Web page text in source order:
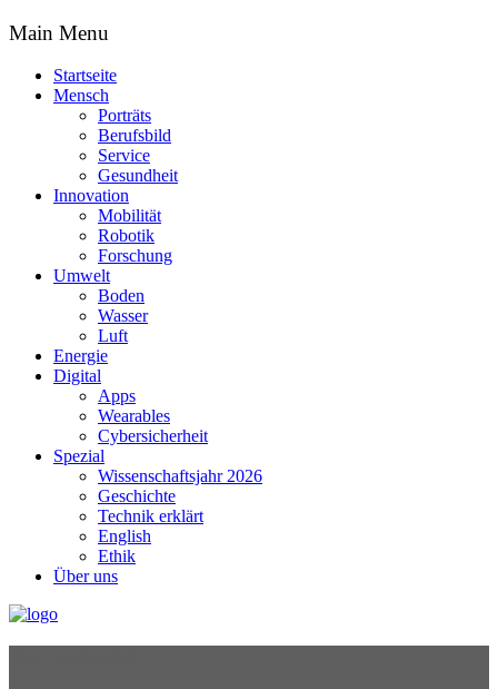
Main Menu
Startseite
Mensch
Porträts
Berufsbild
Service
Gesundheit
Innovation
Mobilität
Robotik
Forschung
Umwelt
Boden
Wasser
Luft
Energie
Digital
Apps
Wearables
Cybersicherheit
Spezial
Wissenschaftsjahr 2026
Geschichte
Technik erklärt
English
Ethik
Über uns